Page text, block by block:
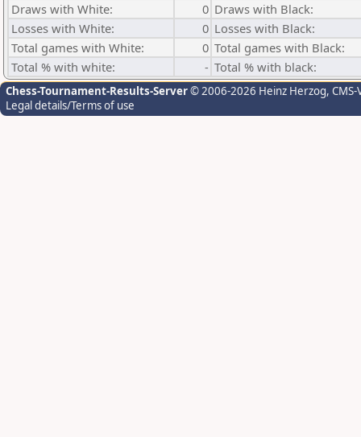
Draws with White:
0 Draws with Black:
Losses with White:
0 Losses with Black:
Total games with White:
0 Total games with Black:
Total % with white:
- Total % with black:
Chess-Tournament-Results-Server© 2006-2026 Heinz Herzog,
Legal details/Terms of use